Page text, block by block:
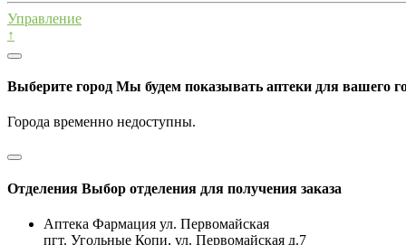
Управление
↑
Выберите город Мы будем показывать аптеки для вашего
Города временно недоступны.
Отделения Выбор отделения для получения заказа
Аптека Фармация ул. Первомайская
пгт. Угольные Копи, ул. Первомайская д.7